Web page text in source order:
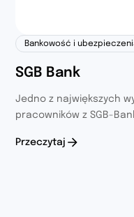
Bankowość i
SGB Bank
Jedno z największych
pracowników z SGB-
Przeczytaj